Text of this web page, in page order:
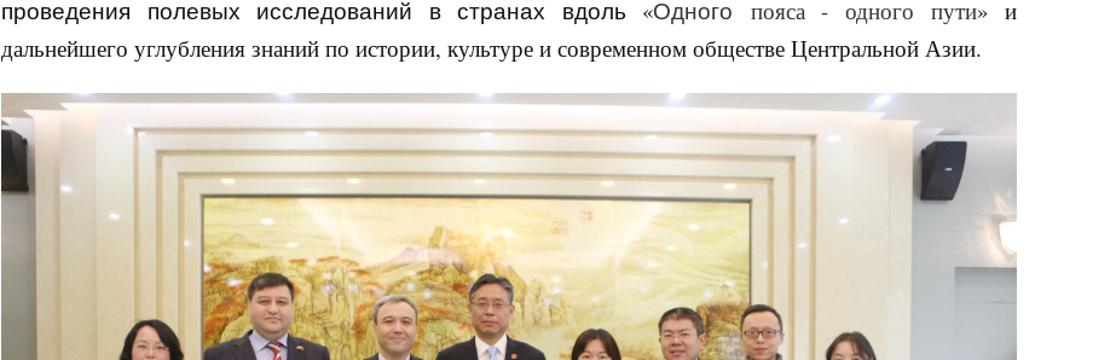
проведения полевых исследований в странах вдоль «Одного пояса - одного пути» и
дальнейшего углубления знаний по истории, культуре и современном обществе Центральной Азии.